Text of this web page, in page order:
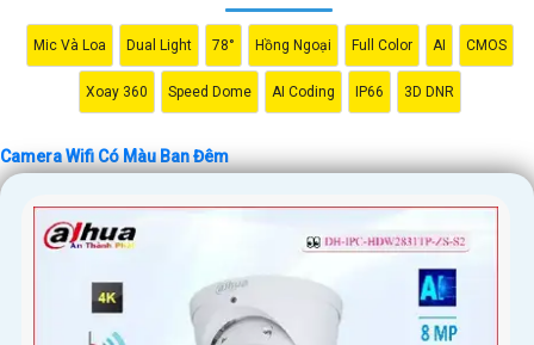
'
Mic Và Loa Dual Light 78° Hồng Ngoại Full Color AI CMOS
Xoay 360 Speed Dome AI Coding IP66 3D DNR
Camera Wifi Có Màu Ban Đêm